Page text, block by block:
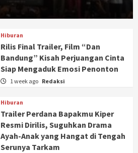
Hiburan
Rilis Final Trailer, Film “Dan
Bandung” Kisah Perjuangan Cinta
Siap Mengaduk Emosi Penonton
1 week ago Redaksi
Hiburan
Trailer Perdana Bapakmu Kiper
Resmi Dirilis, Suguhkan Drama
Ayah-Anak yang Hangat di Tengah
Serunya Tarkam